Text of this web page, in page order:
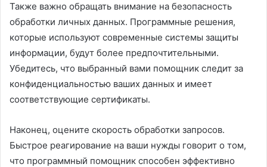
Также важно обращать внимание на безопасность
обработки личных данных. Программные решения,
которые используют современные системы защиты
информации, будут более предпочтительными.
Убедитесь, что выбранный вами помощник следит за
конфиденциальностью ваших данных и имеет
соответствующие сертификаты.
Наконец, оцените скорость обработки запросов.
Быстрое реагирование на ваши нужды говорит о том,
что программный помощник способен эффективно